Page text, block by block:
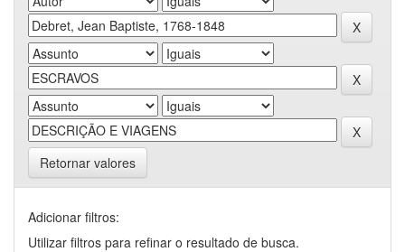
Retornar valores
Adicionar filtros:
Utilizar filtros para refinar o resultado de busca.